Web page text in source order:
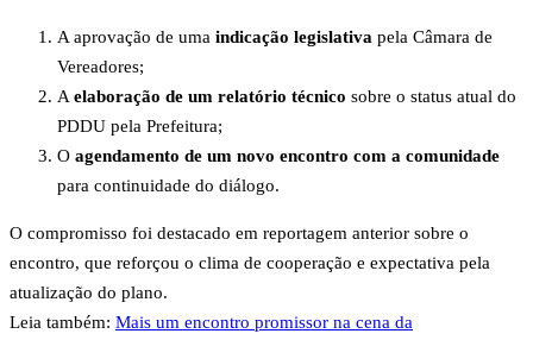
A aprovação de uma indicação legislativa pela Câmara de
Vereadores;
A elaboração de um relatório técnico sobre o status atual do
PDDU pela Prefeitura;
O agendamento de um novo encontro com a comunidade
para continuidade do diálogo.
O compromisso foi destacado em reportagem anterior sobre o
encontro, que reforçou o clima de cooperação e expectativa pela
atualização do plano.
Leia também: Mais um encontro promissor na cena da